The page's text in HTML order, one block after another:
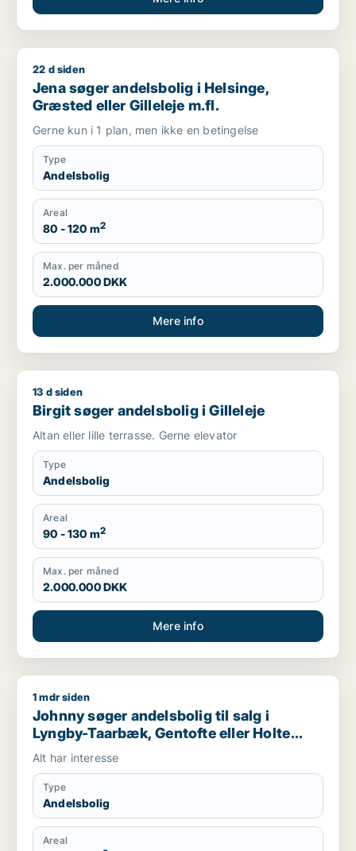
Jena søger andelsbolig i Helsinge, Græsted eller Gilleleje
22 d siden
Jena søger andelsbolig i Helsinge,
Græsted eller Gilleleje m.fl.
Gerne kun i 1 plan, men ikke en betingelse
Type
Andelsbolig
Areal
80 - 120 m2
Max. per måned
2.000.000 DKK
Mere info
Birgit søger andelsbolig i Gilleleje
13 d siden
Birgit søger andelsbolig i Gilleleje
Altan eller lille terrasse. Gerne elevator
Type
Andelsbolig
Areal
90 - 130 m2
Max. per måned
2.000.000 DKK
Mere info
Johnny søger andelsbolig til salg i Lyngby-Taarbæk,
1 mdr siden
Johnny søger andelsbolig til salg i
Lyngby-Taarbæk, Gentofte eller Holte
m.fl.
Alt har interesse
Type
Andelsbolig
Areal